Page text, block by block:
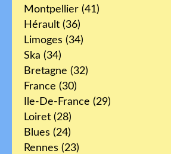
Montpellier (41)
Hérault (36)
Limoges (34)
Ska (34)
Bretagne (32)
France (30)
Ile-De-France (29)
Loiret (28)
Blues (24)
Rennes (23)